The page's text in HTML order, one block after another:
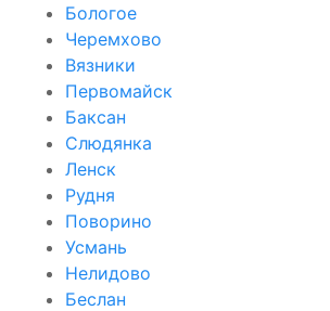
Бологое
Черемхово
Вязники
Первомайск
Баксан
Слюдянка
Ленск
Рудня
Поворино
Усмань
Нелидово
Беслан